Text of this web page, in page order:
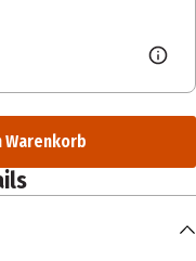
Warenkorb